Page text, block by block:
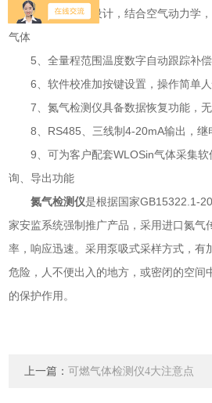
4、气室独立设计，结合空气动力学，
气体
5、全量程范围温度数字自动跟踪补偿
6、软件校准加按键设置，操作简单
7、氮气检测仪具备数据恢复功能，无
8、RS485、三线制4-20mA输出，继
9、可为客户配套WLOSin气体采集软
询、导出功能
氮气检测仪是根据国家GB15322.1-
家安监系统强制推广产品，采用进口氮气
率，响应迅速。采用泵吸式采样方式，有
危险，人不便出入的地方，或密闭的空间
的保护作用。
上一篇：可燃气体检测仪4大注意点